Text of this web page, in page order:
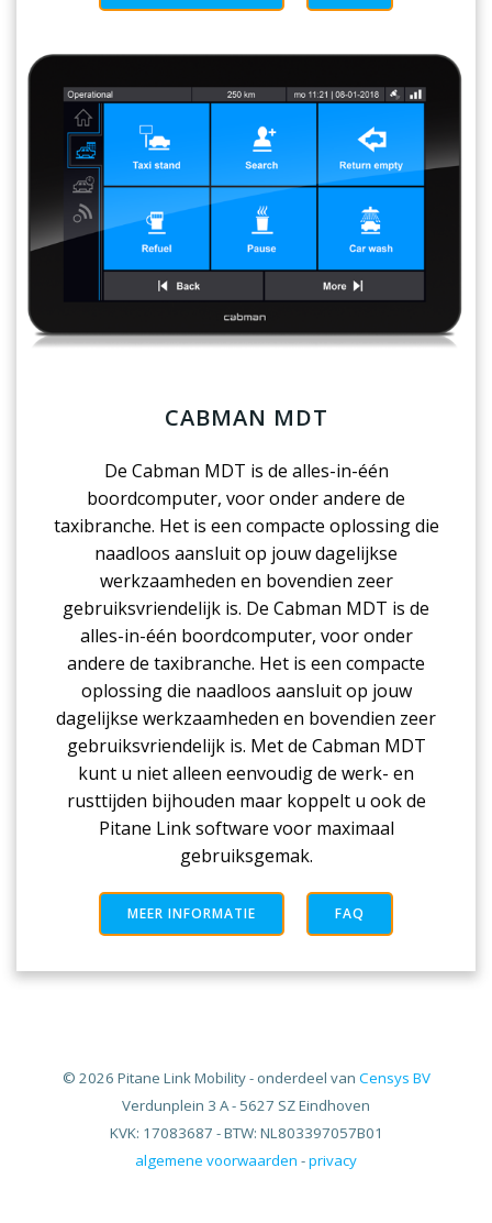
CABMAN MDT
De Cabman MDT is de alles-in-één
boordcomputer, voor onder andere de
taxibranche. Het is een compacte oplossing die
naadloos aansluit op jouw dagelijkse
werkzaamheden en bovendien zeer
gebruiksvriendelijk is. De Cabman MDT is de
alles-in-één boordcomputer, voor onder
andere de taxibranche. Het is een compacte
oplossing die naadloos aansluit op jouw
dagelijkse werkzaamheden en bovendien zeer
gebruiksvriendelijk is. Met de Cabman MDT
kunt u niet alleen eenvoudig de werk- en
rusttijden bijhouden maar koppelt u ook de
Pitane Link software voor maximaal
gebruiksgemak.
MEER INFORMATIE FAQ
© 2026 Pitane Link Mobility - onderdeel van Censys BV
Verdunplein 3 A - 5627 SZ Eindhoven
KVK: 17083687 - BTW: NL803397057B01
algemene voorwaarden -privacy